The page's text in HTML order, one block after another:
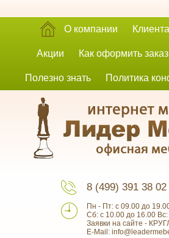
О компании
Акции Как оформить заказ
Полезно знать Политика
8 (499) 391 38 02
Пн - Пт: с 09.00 до
Сб: с 10.00 до 16.00
Заявки на сайте -
E-Mail: